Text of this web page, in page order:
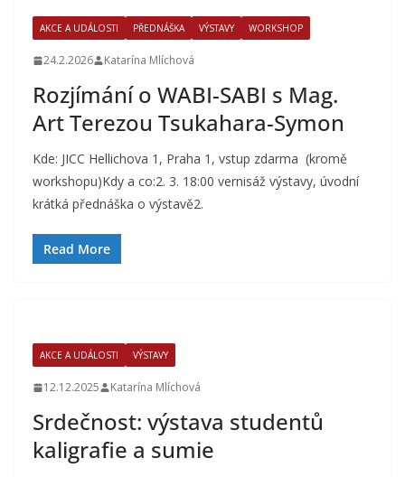
AKCE A UDÁLOSTI PŘEDNÁŠKA VÝSTAVY WORKSHOP
24.2.2026 Katarína Mlíchová
Rozjímání o WABI-SABI s Mag.
Art Terezou Tsukahara-Symon
Kde: JICC Hellichova 1, Praha 1, vstup zdarma (kromě
workshopu)Kdy a co:2. 3. 18:00 vernisáž výstavy, úvodní
krátká přednáška o výstavě2.
Read More
AKCE A UDÁLOSTI VÝSTAVY
12.12.2025 Katarína Mlíchová
Srdečnost: výstava studentů
kaligrafie a sumie